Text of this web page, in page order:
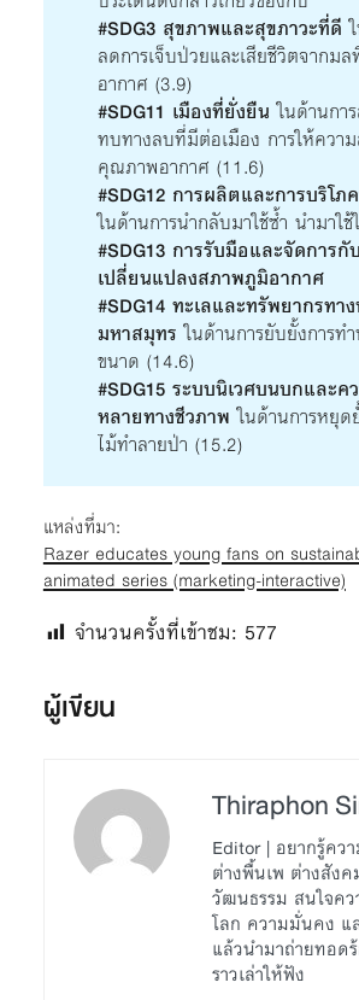
#SDG3 สุขภาพและสุขภาวะที่ดี
ลดการเจ็บป่วยและเสียชีวิตจากม
อากาศ (3.9)
#SDG11 เมืองที่ยั่งยืน ในด้านกา
ทบทางลบที่มีต่อเมือง การให้ควา
คุณภาพอากาศ (11.6)
#SDG12 การผลิตและการบริโภ
ในด้านการนำกลับมาใช้ซ้ำ นำมาใ
#SDG13 การรับมือและจัดการกั
เปลี่ยนแปลงสภาพภูมิอากาศ
#SDG14 ทะเลและทรัพยากรทา
มหาสมุทร ในด้านการยับยั้งการท
ขนาด (14.6)
#SDG15 ระบบนิเวศบนบกและค
หลายทางชีวภาพ ในด้านการหยุด
ไม้ทำลายป่า (15.2)
แหล่งที่มา:
Razer educates young fans on
animated series (marketing-interactive)
จำนวนครั้งที่เข้าชม: 577
ผู้เขียน
Thiraphon
Editor | อยากรู้คว
ต่างพื้นเพ ต่างสัง
วัฒนธรรม สนใจคว
โลก ความมั่นคง แ
แล้วนำมาถ่ายทอดร้
ราวเล่าให้ฟัง